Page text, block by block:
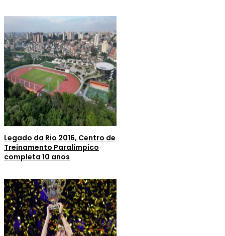
Legado da Rio 2016, Centro de
Treinamento Paralímpico
completa 10 anos